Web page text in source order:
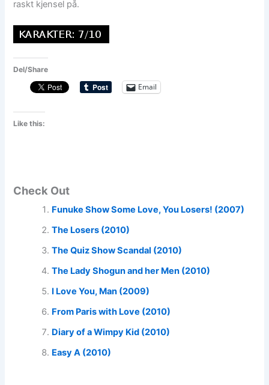
raskt kjensel på.
Del/Share
Email
Like this:
Check Out
Funuke Show Some Love, You Losers! (2007)
The Losers (2010)
The Quiz Show Scandal (2010)
The Lady Shogun and her Men (2010)
I Love You, Man (2009)
From Paris with Love (2010)
Diary of a Wimpy Kid (2010)
Easy A (2010)